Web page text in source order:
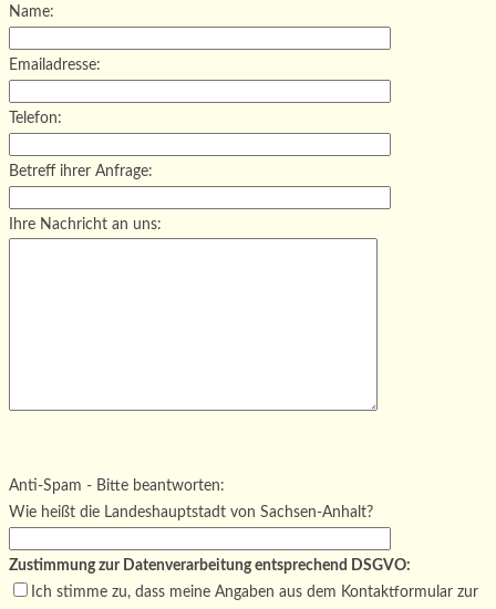
Name:
Emailadresse:
Telefon:
Betreff ihrer Anfrage:
Ihre Nachricht an uns:
Bitte lasse dieses Feld leer.
Anti-Spam - Bitte beantworten:
Wie heißt die Landeshauptstadt von Sachsen-Anhalt?
Zustimmung zur Datenverarbeitung entsprechend DSGVO:
Ich stimme zu, dass meine Angaben aus dem Kontaktformular zur